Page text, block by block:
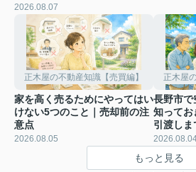
2026.08.07
正木屋の不動産知識【売買編】
家を高く売るためにやってはい
けない5つのこと｜売却前の注
意点
2026.08.05
正木屋
長野市で
知ってお
引渡しま
もっと見る